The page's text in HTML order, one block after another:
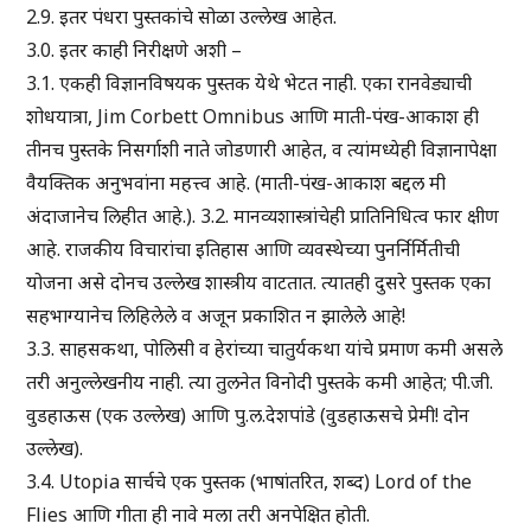
2.9. इतर पंधरा पुस्तकांचे सोळा उल्लेख आहेत.
3.0. इतर काही निरीक्षणे अशी –
3.1. एकही विज्ञानविषयक पुस्तक येथे भेटत नाही. एका रानवेड्याची
शोधयात्रा, Jim Corbett Omnibus आणि माती-पंख-आकाश ही
तीनच पुस्तके निसर्गाशी नाते जोडणारी आहेत, व त्यांमध्येही विज्ञानापेक्षा
वैयक्तिक अनुभवांना महत्त्व आहे. (माती-पंख-आकाश बद्दल मी
अंदाजानेच लिहीत आहे.). 3.2. मानव्यशास्त्रांचेही प्रातिनिधित्व फार क्षीण
आहे. राजकीय विचारांचा इतिहास आणि व्यवस्थेच्या पुनर्निर्मितीची
योजना असे दोनच उल्लेख शास्त्रीय वाटतात. त्यातही दुसरे पुस्तक एका
सहभाग्यानेच लिहिलेले व अजून प्रकाशित न झालेले आहे!
3.3. साहसकथा, पोलिसी व हेरांच्या चातुर्यकथा यांचे प्रमाण कमी असले
तरी अनुल्लेखनीय नाही. त्या तुलनेत विनोदी पुस्तके कमी आहेत; पी.जी.
वुडहाऊस (एक उल्लेख) आणि पु.ल.देशपांडे (वुडहाऊसचे प्रेमी! दोन
उल्लेख).
3.4. Utopia सार्चचे एक पुस्तक (भाषांतरित, शब्द) Lord of the
Flies आणि गीता ही नावे मला तरी अनपेक्षित होती.